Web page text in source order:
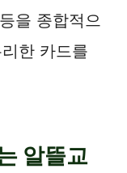
을 종합적으
한 카드를
알뜰교